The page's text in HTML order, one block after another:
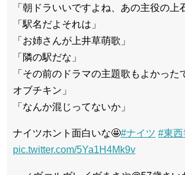
「朝ドラいいですよね、あの主役の上
「駅名だよそれは」
「お姉さんが上井草萌歌」
「隣の駅だな」
「その前のドラマの主題歌もよかった
オブチキン」
「なんか混じってないか」
ナイツホント面白いな🤩#ナイツ #東
pic.twitter.com/5Ya1H4Mk9v